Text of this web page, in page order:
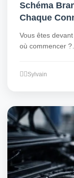
Schéma
Chaque
Vous êtes
où commencer
Sylvain